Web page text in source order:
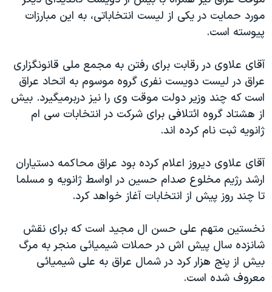
فرهنگ و زندگی
اقتصادی
علم و فناوری
اسرائیل در جنگ
آرشیو پخش زنده
بایگانی برنامه‌های تلویزیونی
مستندها
حمله جمهوری اسلامی به اسرائیل
رمز مهسا
ورزش زنان در ایران
اعتراضات زن، زندگی، آزادی
مجموعه مستندهای دادخواهی
تریبونال مردمی آبان ۹۸
چهل سال گروگان‌گیری
قانون شفافیت دارائی کادر رهبری ایران
اعتراضات مردمی آبان ۹۸
دنبال کنید
زبانهای مختلف
مورد حمايت در يکی از ليست انتخاباتی، به اين مبارزات
پيوسته است.
آقای علاوی در رقابت برای رفتن به مجمع ملی قانونگزاری
عراق در ليست دويست نفری گروه موسوم به اتحاد عراق
است که چند وزير دولت موقت وی را نيز دربرميگيرد. بيش
از هشتاد گروه ائتلافی برای شرکت در انتخابات سی ام
ژانويه ثبت نام کرده اند.
آقای علاوی ديروز اعلام کرده بود عراق محاکمه دستياران
ارشد رژيم مخلوع صدام حسين در اواسط ژانويه و مسلما
تا چند روز پيش از انتخابات آغاز خواهد کرد.
نخستين متهم علی حسن ال مجيد است که برای نقش
شانزده سال پيش اش در حملات شيميائی منجر به مرگ
بيش از پنج هزار کرد در شمال عراق به علی شيميائی
معروف شده است.